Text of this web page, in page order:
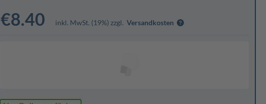
€8.40 inkl. MwSt. (19%) zzgl. Versandkosten